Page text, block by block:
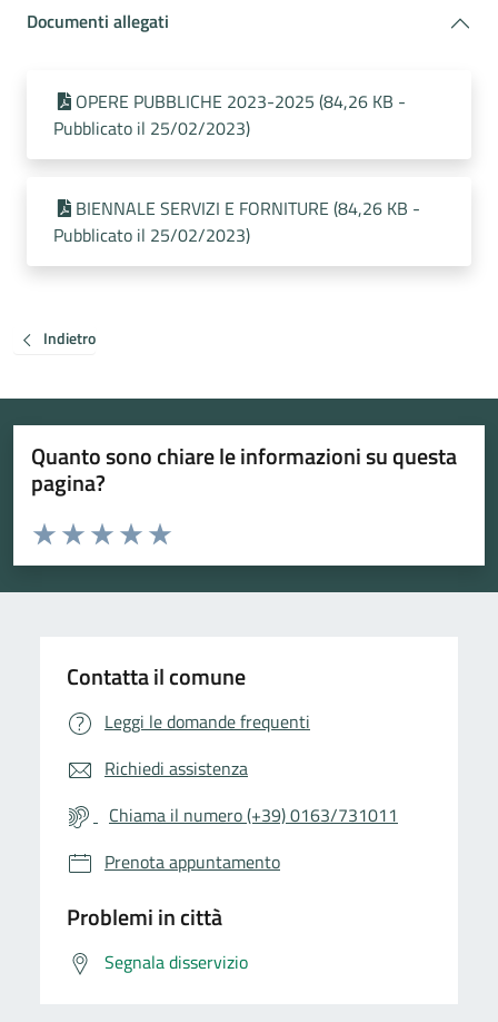
Documenti allegati
OPERE PUBBLICHE 2023-2025 (84,26 KB -
Pubblicato il 25/02/2023)
BIENNALE SERVIZI E FORNITURE (84,26 KB -
Pubblicato il 25/02/2023)
Indietro
Quanto sono chiare le informazioni su questa
pagina?
Valuta da 1 a 5 stelle la pagina
Valuta 5 stelle su 5
Valuta 4 stelle su 5
Valuta 3 stelle su 5
Valuta 2 stelle su 5
Valuta 1 stelle su 5
Contatta il comune
Leggi le domande frequenti
Richiedi assistenza
Chiama il numero (+39) 0163/731011
Prenota appuntamento
Problemi in città
Segnala disservizio